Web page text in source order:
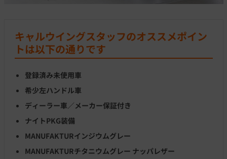
キャルウイングスタッフのオススメポイン
トは以下の通りです
登録済み未使用車
希少左ハンドル車
ディーラー車／メーカー保証付き
ナイトPKG装備
MANUFAKTURインジウムグレー
MANUFAKTURチタニウムグレー ナッパレザー